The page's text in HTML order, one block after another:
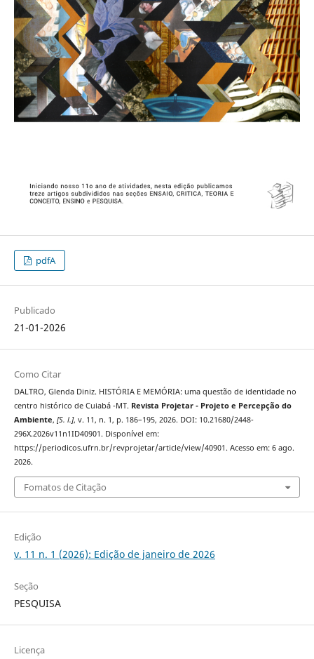
pdfA
Publicado
21-01-2026
Como Citar
DALTRO, Glenda Diniz. HISTÓRIA E MEMÓRIA: uma questão de identidade no
centro histórico de Cuiabá -MT. Revista Projetar - Projeto e Percepção do
Ambiente, [S. l.], v. 11, n. 1, p. 186–195, 2026. DOI: 10.21680/2448-
296X.2026v11n1ID40901. Disponível em:
https://periodicos.ufrn.br/revprojetar/article/view/40901. Acesso em: 6 ago.
2026.
Fomatos de Citação
Edição
v. 11 n. 1 (2026): Edição de janeiro de 2026
Seção
PESQUISA
Licença